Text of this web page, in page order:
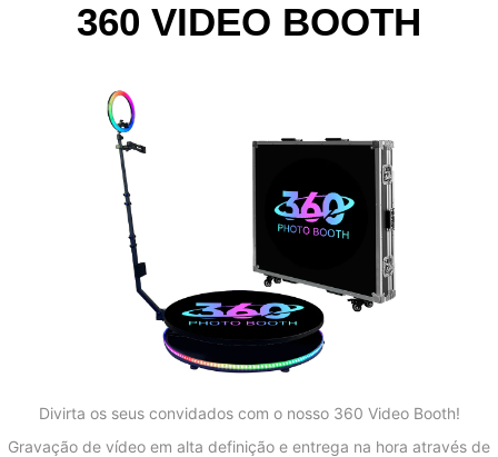
360 VIDEO BOOTH
Divirta os seus convidados com o nosso 360 Video Booth!
Gravação de vídeo em alta definição e entrega na hora através de